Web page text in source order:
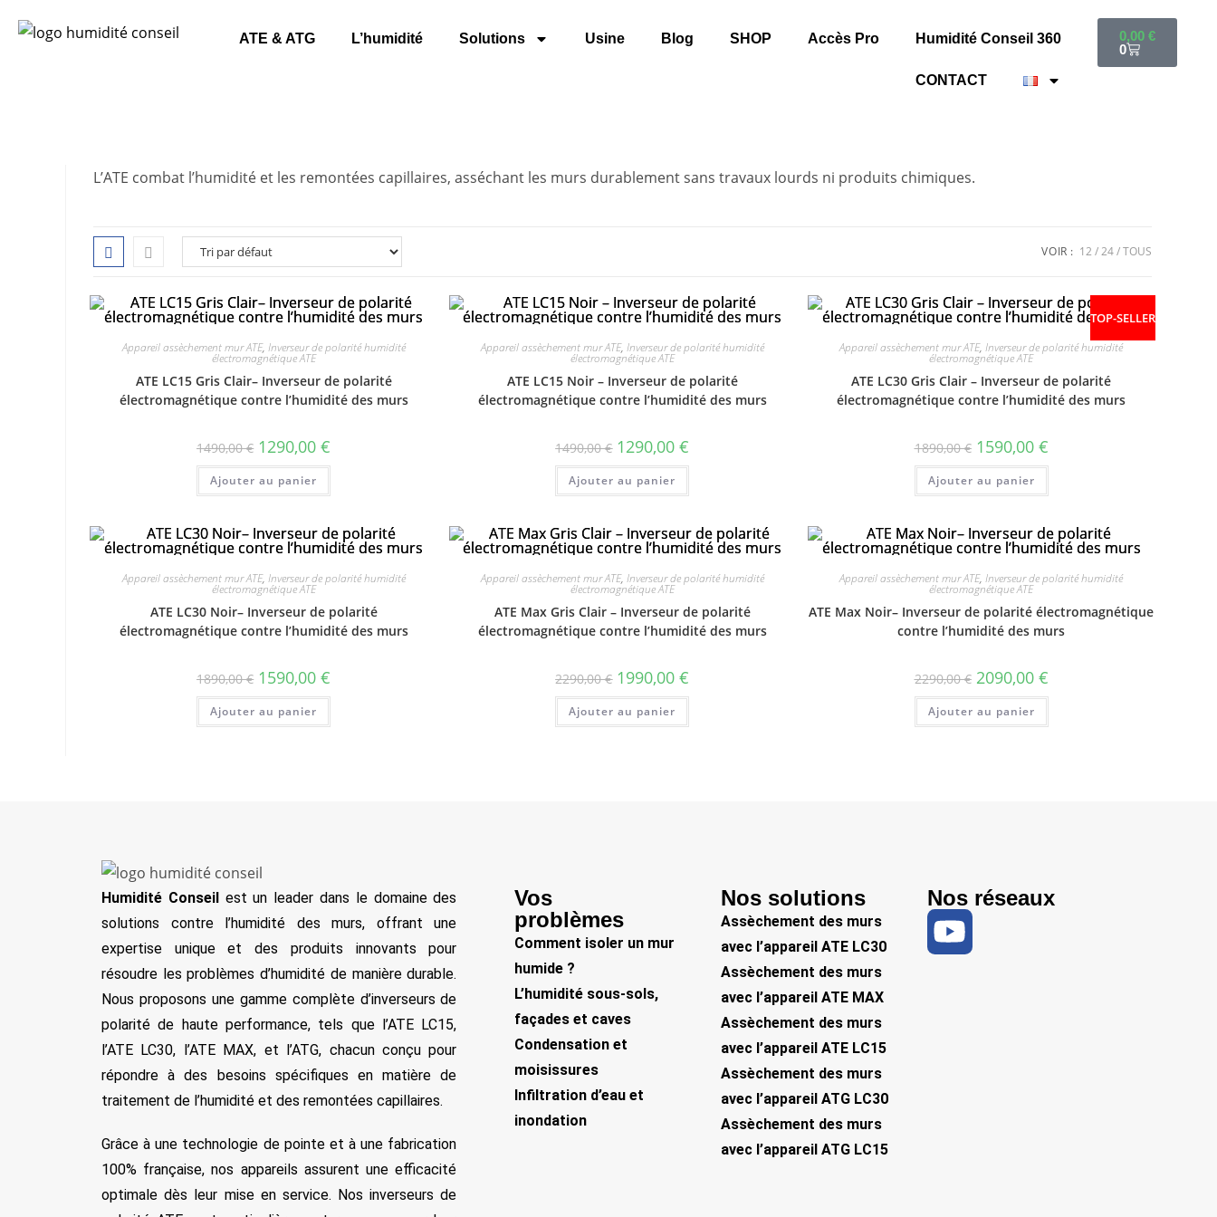
ATE & ATG L’humidité Solutions Usine Blog SHOP Accès Pro Humidité Conseil 360
CONTACT
0,00 €
0
L’ATE combat l’humidité et les remontées capillaires, asséchant les murs durablement sans travaux lourds ni produits chimiques.
VOIR : 12 24 TOUS
Appareil assèchement mur ATE, Inverseur de polarité humidité
électromagnétique ATE
ATE LC15 Gris Clair– Inverseur de polarité
électromagnétique contre l’humidité des murs
1490,00€ 1290,00€
Ajouter au panier
Appareil assèchement mur ATE, Inverseur de polarité humidité
électromagnétique ATE
ATE LC15 Noir – Inverseur de polarité
électromagnétique contre l’humidité des murs
1490,00€ 1290,00€
Ajouter au panier
TOP-SELLER
Appareil assèchement mur ATE,Inverseur de polarité humidité
électromagnétique ATE
ATE LC30 Gris Clair – Inverseur de polarité
électromagnétique contre l’humidité des murs
1890,00€ 1590,00 €
Ajouter au panier
Appareil assèchement mur ATE, Inverseur de polarité humidité
électromagnétique ATE
ATE LC30 Noir– Inverseur de polarité
électromagnétique contre l’humidité des murs
1890,00€ 1590,00€
Ajouter au panier
Appareil assèchement mur ATE, Inverseur de polarité humidité
électromagnétique ATE
ATE Max Gris Clair – Inverseur de polarité
électromagnétique contre l’humidité des murs
2290,00€ 1990,00€
Ajouter au panier
Appareil assèchement mur ATE,Inverseur de polarité humidité
électromagnétique ATE
ATE Max Noir– Inverseur de polarité électromagnétique
contre l’humidité des murs
2290,00€ 2090,00 €
Ajouter au panier
Humidité Conseil est un leader dans le domaine des
solutions contre l’humidité des murs, offrant une
expertise unique et des produits innovants pour
résoudre les problèmes d’humidité de manière durable.
Nous proposons une gamme complète d’inverseurs de
polarité de haute performance, tels que l’ATE LC15,
l’ATE LC30, l’ATE MAX, et l’ATG, chacun conçu pour
répondre à des besoins spécifiques en matière de
traitement de l’humidité et des remontées capillaires.
Grâce à une technologie de pointe et à une fabrication
100% française, nos appareils assurent une efficacité
optimale dès leur mise en service. Nos inverseurs de
Vos
problèmes
Comment isoler un mur
humide ?
L’humidité sous-sols,
façades et caves
Condensation et
moisissures
Infiltration d’eau et
inondation
Nos solutions
Assèchement des murs
avec l’appareil ATE LC30
Assèchement des murs
avec l’appareil ATE MAX
Assèchement des murs
avec l’appareil ATE LC15
Assèchement des murs
avec l’appareil ATG LC30
Assèchement des murs
avec l’appareil ATG LC15
Nos réseaux